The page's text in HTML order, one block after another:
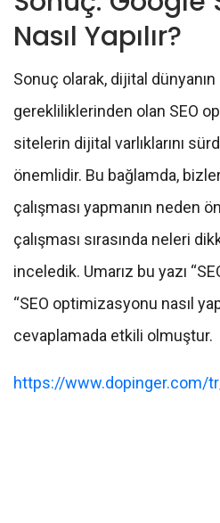
Nasıl Yapılır?
Sonuç olarak, dijital
gerekliliklerinden olan SEO
sitelerin dijital varlıklarını
önemlidir. Bu bağlamda,
çalışması yapmanın neden
çalışması sırasında neleri
inceledik. Umarız bu yazı
“SEO optimizasyonu nasıl
cevaplamada etkili olmuştur.
https://www.dopinger.com/